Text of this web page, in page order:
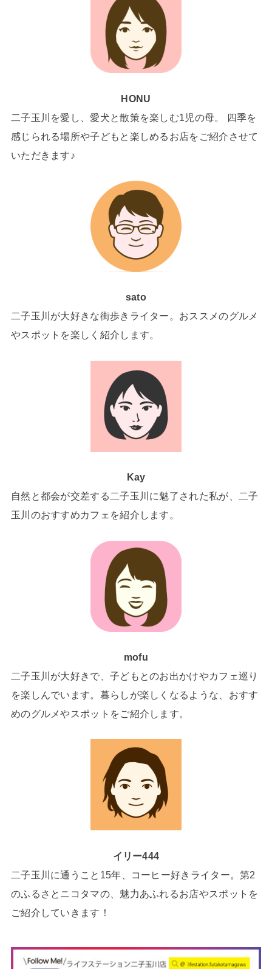
HONU
二子玉川を愛し、愛犬と散策を楽しむ1児の母。 四季を
感じられる場所や子どもと楽しめるお店をご紹介させて
いただきます♪
sato
二子玉川が大好きな街歩きライター。おススメのグルメ
やスポットを楽しく紹介します。
Kay
自然と都会が交差する二子玉川に魅了された私が、二子
玉川のおすすめカフェを紹介します。
mofu
二子玉川が大好きで、子どもとのお出かけやカフェ巡り
を楽しんでいます。暮らしが楽しくなるような、おすす
めのグルメやスポットをご紹介します。
イリー444
二子玉川に通うこと15年、コーヒー好きライター。第2
のふるさとニコタマの、魅力あふれるお店やスポットを
ご紹介していきます！